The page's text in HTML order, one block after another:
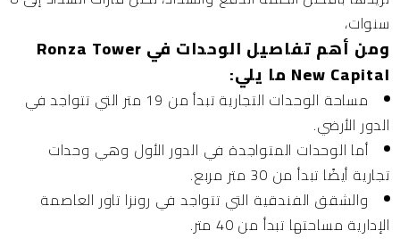
سنوات،
ومن أهم تفاصيل الوحدات في Ronza Tower
New Capital ما يلي:
مساحة الوحدات التجارية تبدأ من 19 متر التي تتواجد في
الدور الأرضي.
أما الوحدات المتواجدة في الدور الأول وهي وحدات
تجارية أيضًا تبدأ من 30 متر مربع.
والشقق الفندقية التي تتواجد في رونزا تاور العاصمة
الإدارية مساحتها تبدأ من 40 متر.